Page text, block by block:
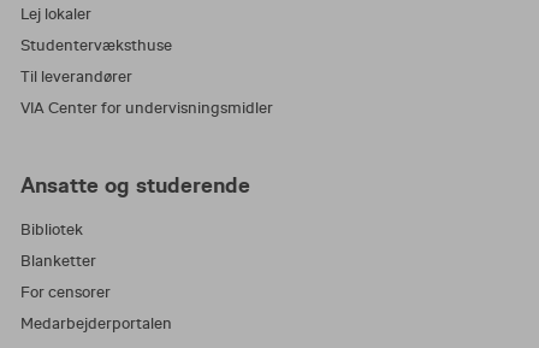
Lej lokaler
Studentervæksthuse
Til leverandører
VIA Center for undervisningsmidler
Ansatte og studerende
Bibliotek
Blanketter
For censorer
Medarbejderportalen